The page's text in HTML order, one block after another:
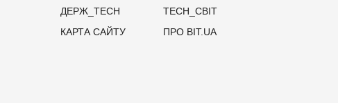
ДЕРЖ_TECH
TECH_СВІТ
КАРТА САЙТУ
ПРО BIT.UA